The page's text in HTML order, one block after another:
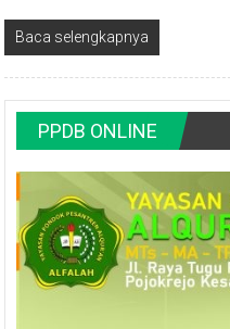
Baca selengkapnya
PPDB ONLINE